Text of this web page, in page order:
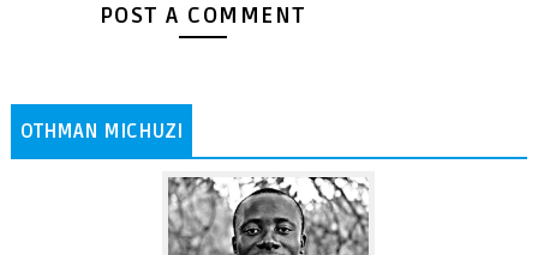
POST A COMMENT
OTHMAN MICHUZI